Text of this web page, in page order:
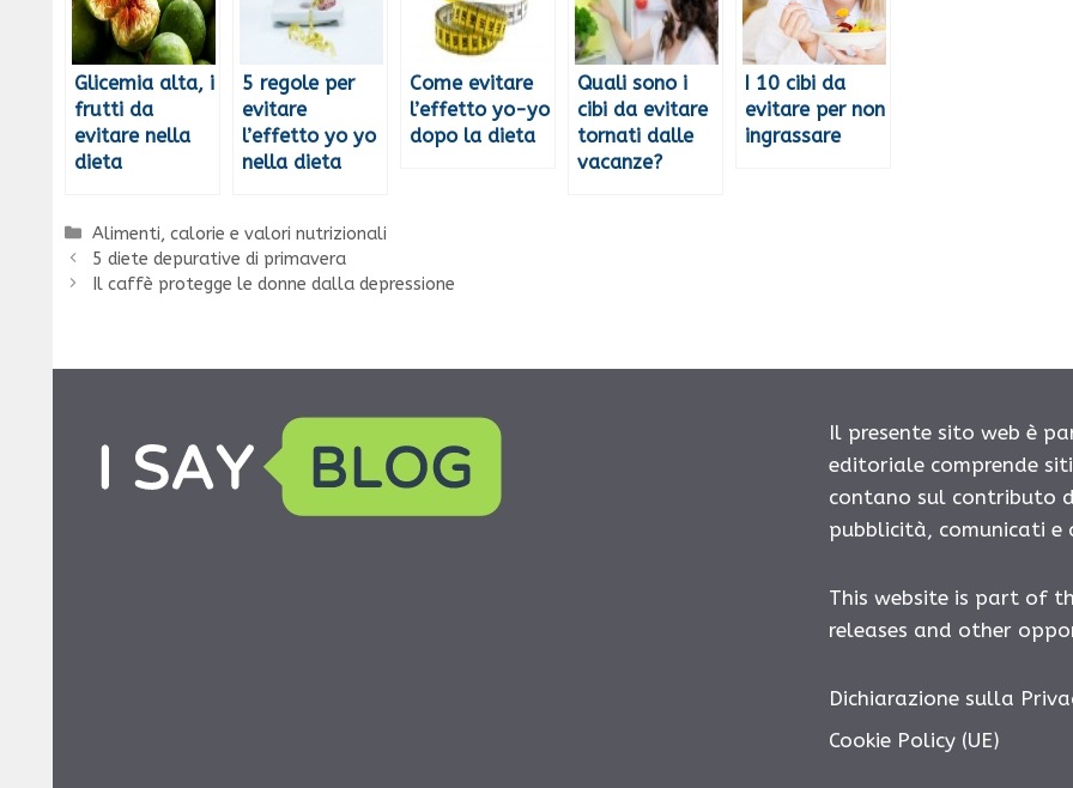
Glicemia alta, i
frutti da
evitare nella
dieta
5 regole per
evitare
l’effetto yo yo
nella dieta
Come evitare
l’effetto yo-yo
dopo la dieta
Quali sono i
cibi da evitare
tornati dalle
vacanze?
I 10 cibi da
evitare per non
ingrassare
Categorie
Alimenti, calorie e valori nutrizionali
5 diete depurative di primavera
Il caffè protegge le donne dalla depressione
Il presente sito web è
editoriale comprende
contano sul contributo
pubblicità, comunicati
This website is part of
releases and other
Dichiarazione sulla
Cookie Policy (UE)